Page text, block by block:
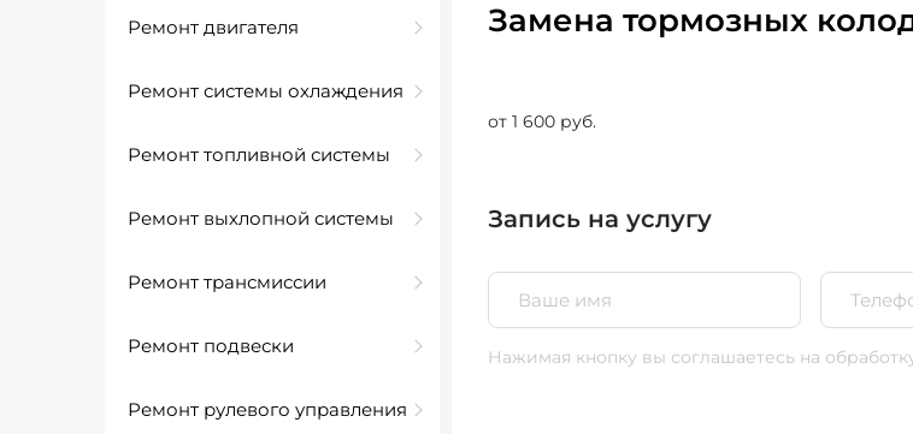
Ремонт двигателя
Ремонт системы охлаждения
Ремонт топливной системы
Ремонт выхлопной системы
Ремонт трансмиссии
Ремонт подвески
Ремонт рулевого управления
Замена тормозных
от 1 600 руб.
Запись на услугу
Нажимая кнопку вы соглашаетесь на